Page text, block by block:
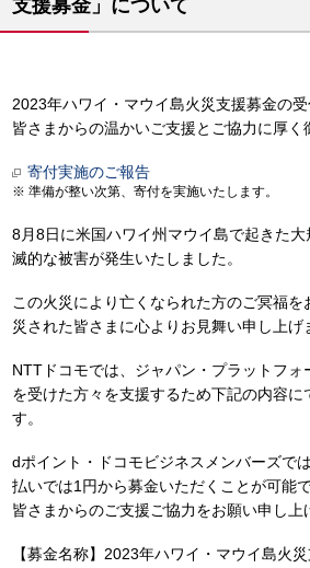
支援募金」について
2023年ハワイ・マウイ島火災支援募金の受
皆さまからの温かいご支援とご協力に厚く
寄付実施のご報告
準備が整い次第、寄付を実施いたします。
8月8日に米国ハワイ州マウイ島で起きた
滅的な被害が発生いたしました。
この火災により亡くなられた方のご冥福
災された皆さまに心よりお見舞い申し上げ
NTTドコモでは、ジャパン・プラットフ
を受けた方々を支援するため下記の内容に
す。
dポイント・ドコモビジネスメンバーズで
払いでは1円から募金いただくことが可能で
皆さまからのご支援ご協力をお願い申し上
【募金名称】2023年ハワイ・マウイ島火